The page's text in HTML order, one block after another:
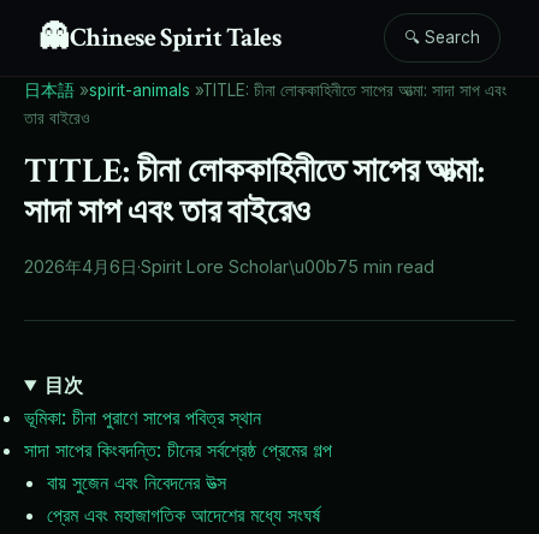
👻Chinese Spirit Tales 🔍 Search
日本語 »spirit-animals »TITLE: চীনা লোককাহিনীতে সাপের আত্মা: সাদা সাপ এবং
তার বাইরেও
TITLE: চীনা লোককাহিনীতে সাপের আত্মা:
সাদা সাপ এবং তার বাইরেও
2026年4月6日·Spirit Lore Scholar\u00b75 min read
目次
ভূমিকা: চীনা পুরাণে সাপের পবিত্র স্থান
সাদা সাপের কিংবদন্তি: চীনের সর্বশ্রেষ্ঠ প্রেমের গল্প
বায় সুজেন এবং নিবেদনের উত্স
প্রেম এবং মহাজাগতিক আদেশের মধ্যে সংঘর্ষ